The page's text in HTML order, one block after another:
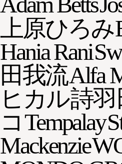
上原ひろみ
Hania Rani
田我流Alfa
ヒカル詩羽
コTempalay
Mackenzie